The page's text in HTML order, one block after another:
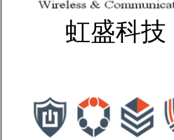
虹盛科技